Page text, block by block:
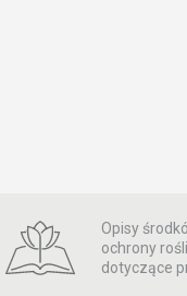
Opisy
ochrony
dotyczące